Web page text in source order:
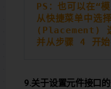
PS：也可以在“
从快捷菜单中选
(Placement) 选
并从步骤 4 开始
9.关于设置元件接口的